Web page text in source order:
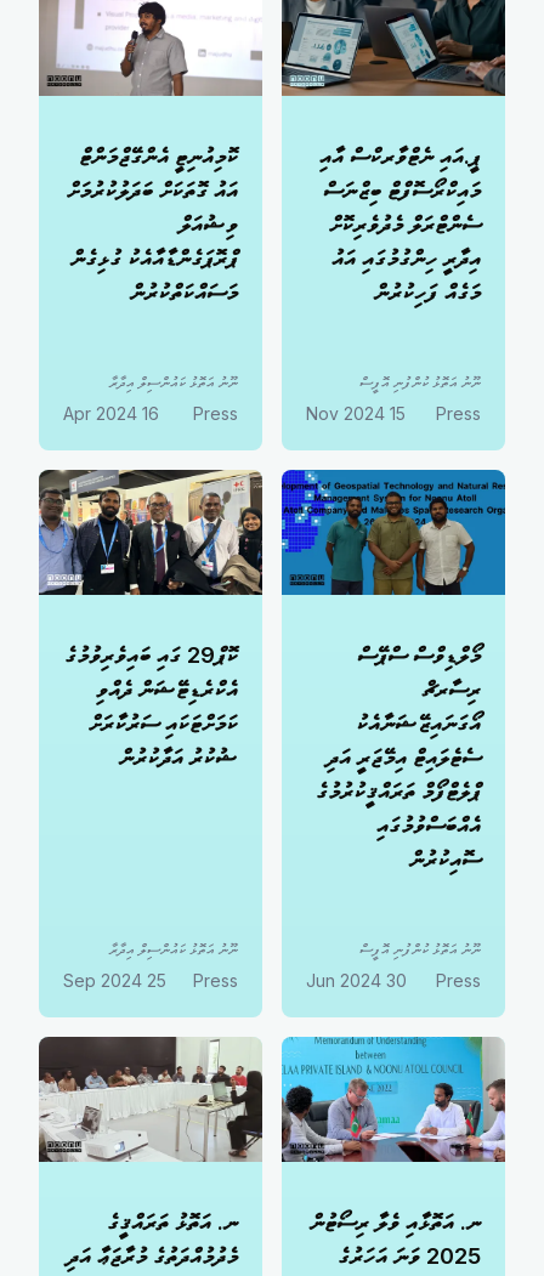
ޕީ.އައި ނެޓްވާރކްސް އާއި
މައިކްރޯސޮފްޓް ބިޒްނަސް
ސެންޓްރަލް މެދުވެރިކޮށް
އިދާރީ ހިންގުމުގައި އައު
މަގެއް ފަހިކުރުން
ނޫނު އަތޮޅު ކުންފުނި އޮފީސް
Press
15 Nov 2024
ކޮމިއުނިޓީ އެންގޭޖްމަންޓް
އައު ގޮތަކަށް ބަދަލުކުރުމަށް
ވިޝުއަލް
ޕްރޮޕަގެންޑާއާއެކު ގުޅިގެން
މަސައްކަތްކުރުން
ނޫނު އަތޮޅު ކައުންސިލް އިދާރާ
Press
16 Apr 2024
މޯލްޑިވްސް ސްޕޭސް
ރިސާރޗް
އޯގަނައިޒޭޝަނާއެކު
ސެޓެލައިޓް އިމޭޖަރީ އަދި
ޕްލެޓްފޯމް ތަރައްޤީކުރުމުގެ
އެއްބަސްވުމުގައި
ސޮއިކުރުން
ނޫނު އަތޮޅު ކުންފުނި އޮފީސް
Press
30 Jun 2024
ކޮޕް29 ގައި ބައިވެރިވުމުގެ
އެކްރެޑިޓޭޝަން ދެއްވި
ކަމަށްޓަކައި ސަރުކާރަށް
ޝުކުރު އަދާކުރުން
ނޫނު އަތޮޅު ކައުންސިލް އިދާރާ
Press
25 Sep 2024
ނ. އަތޮޅާއި ވެލާ ރިސޯޓުން
2025 ވަނަ އަހަރުގެ
ނ. އަތޮޅު ތަރައްޤީގެ
މެދުމުއްދަތުގެ މުރާޖަޢާ އަދި